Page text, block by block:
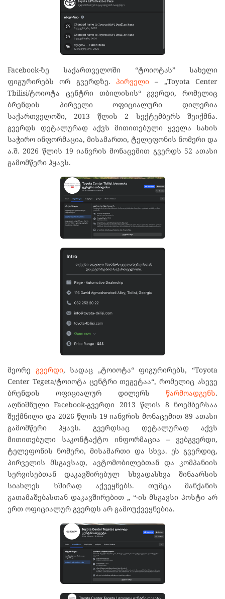
Facebook-ზე საქართველოში “ტოიოტას” სახელი
ფიგურირებს ორ გვერდზე. პირველი – „Toyota Center
Tbilisi/ტოიოტა ცენტრი თბილისის“ გვერდი, რომელიც
ბრენდის პირველი ოფიციალური დილერია
საქართველოში, 2013 წლის 2 სექტემბერს შეიქმნა.
გვერდს დეტალურად აქვს მითითებული ყველა სახის
საჭირო ინფორმაცია, მისამართი, ტელეფონის ნომერი და
ა.შ. 2026 წლის 19 იანვრის მონაცემით გვერდს 52 ათასი
გამომწერი ჰყავს.
მეორე გვერდი, სადაც „ტოიოტა“ ფიგურირებს, “Toyota
Center Tegeta/ტოიოტა ცენტრი თეგეტაა“, რომელიც ასევე
ბრენდის ოფიციალურ დილერს წარმოადგენს.
აღნიშნული Facebook-გვერდი 2013 წლის 8 ნოემბერსაა
შექმნილი და 2026 წლის 19 იანვრის მონაცემით 89 ათასი
გამომწერი ჰყავს. გვერდსაც დეტალურად აქვს
მითითებული საკონტაქტო ინფორმაცია – ვებგვერდი,
ტელეფონის ნომერი, მისამართი და სხვა. ეს გვერდიც,
პირველის მსგავსად, ავტომობილებთან და კომპანიის
სერვისებთან დაკავშირებულ სხვადასხვა შინაარსის
სიახლეს ხშირად აქვეყნებს. თუმცა მანქანის
გათამაშებასთან დაკავშირებით „ “-ის მსგავსი პოსტი არ
ერთ ოფიციალურ გვერდს არ გამოუქვეყნებია.